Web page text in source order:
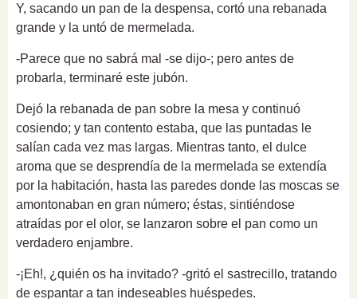
Y, sacando un pan de la despensa, cortó una rebanada
grande y la untó de mermelada.
-Parece que no sabrá mal -se dijo-; pero antes de
probarla, terminaré este jubón.
Dejó la rebanada de pan sobre la mesa y continuó
cosiendo; y tan contento estaba, que las puntadas le
salían cada vez mas largas. Mientras tanto, el dulce
aroma que se desprendía de la mermelada se extendía
por la habitación, hasta las paredes donde las moscas se
amontonaban en gran número; éstas, sintiéndose
atraídas por el olor, se lanzaron sobre el pan como un
verdadero enjambre.
-¡Eh!, ¿quién os ha invitado? -gritó el sastrecillo, tratando
de espantar a tan indeseables huéspedes.